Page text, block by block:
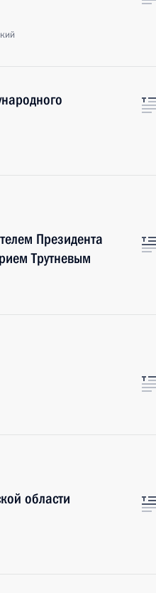
Президента
Трутневым
области